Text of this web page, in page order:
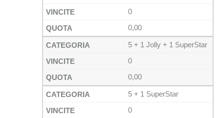
0
0,00
5 + 1 Jolly + 1 SuperStar
0
0,00
5 + 1 SuperStar
0